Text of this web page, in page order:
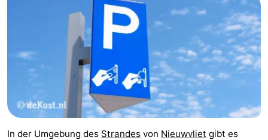
Appartements
Campingplätze
Ferienhäuser
In der Umgebung des Strandes von Nieuwvliet gibt es